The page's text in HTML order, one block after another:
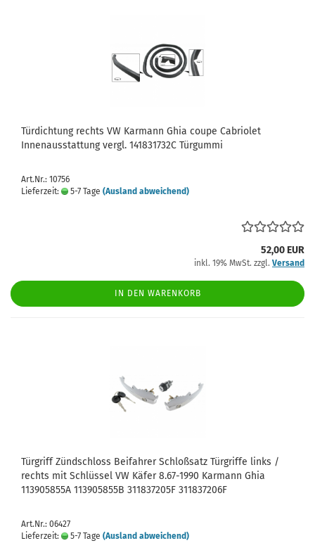
Türdichtung rechts VW Karmann Ghia coupe Cabriolet
Innenausstattung vergl. 141831732C Türgummi
Art.Nr.: 10756
Lieferzeit:
5-7 Tage (Ausland abweichend)
52,00 EUR
inkl. 19% MwSt. zzgl. Versand
IN DEN WARENKORB
Türgriff Zündschloss Beifahrer Schloßsatz Türgriffe links /
rechts mit Schlüssel VW Käfer 8.67-1990 Karmann Ghia
113905855A 113905855B 311837205F 311837206F
Art.Nr.: 06427
Lieferzeit:
5-7 Tage (Ausland abweichend)